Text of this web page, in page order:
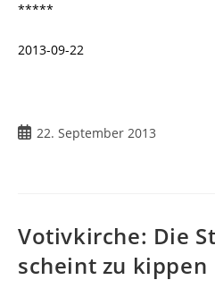
*****
2013-09-22
Beitrag
22. September 2013
Votivkirche: Die
scheint zu kippen